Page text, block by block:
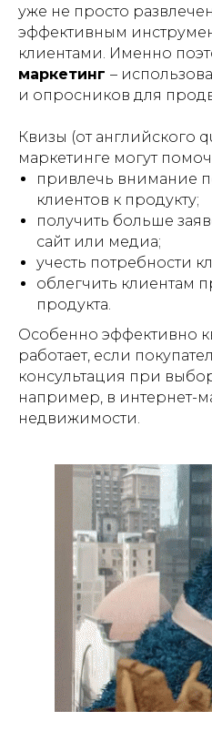
уже не просто
эффективным
клиентами. Именно
маркетинг –
и опросников для
Квизы (от английского
маркетинге могут
привлечь внимание
клиентов к продукту;
получить больше
сайт или медиа;
учесть потребности
облегчить клиентам
продукта.
Особенно эффективно
работает, если
консультация при
например, в интернет-
недвижимости.